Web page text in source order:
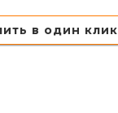
в один клик